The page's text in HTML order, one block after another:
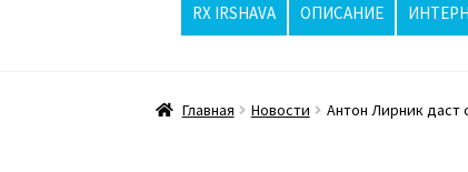
RX IRSHAVA ОПИСАНИЕ
Жара бьёт рекорды, стриптизерши
Главная Новости Антон Лирник даст